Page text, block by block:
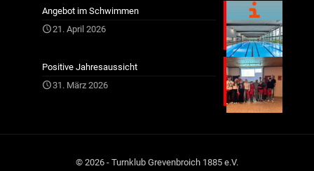
Angebot im Schwimmen
21. April 2026
Positive Jahresaussicht
31. März 2026
© 2026 - Turnklub Grevenbroich 1885 e.V.